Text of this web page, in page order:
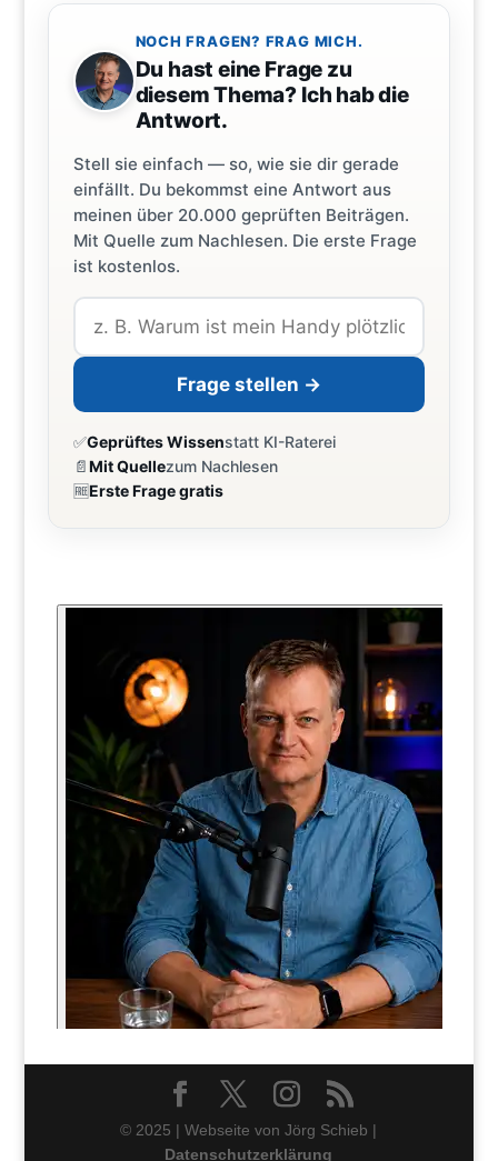
NOCH FRAGEN? FRAG MICH.
Du hast eine Frage zu
diesem Thema? Ich hab die
Antwort.
Stell sie einfach — so, wie sie dir gerade
einfällt. Du bekommst eine Antwort aus
meinen über 20.000 geprüften Beiträgen.
Mit Quelle zum Nachlesen. Die erste Frage
ist kostenlos.
Frage stellen →
✅Geprüftes Wissenstatt KI-Raterei
📄Mit Quellezum Nachlesen
🆓Erste Frage gratis
© 2025 | Webseite von Jörg Schieb |
Datenschutzerklärung